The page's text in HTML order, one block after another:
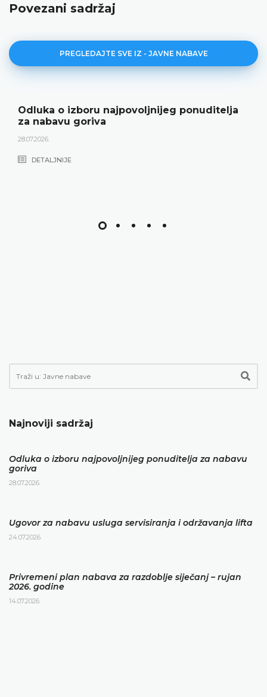
Povezani sadržaj
PREGLEDAJTE SVE IZ - JAVNE NABAVE
Odluka o izboru najpovoljnijeg ponuditelja
za nabavu goriva
28.07.2026.
DETALJNIJE
Najnoviji sadržaj
Odluka o izboru najpovoljnijeg ponuditelja za nabavu
goriva
28.07.2026.
Ugovor za nabavu usluga servisiranja i održavanja lifta
24.07.2026.
Privremeni plan nabava za razdoblje siječanj – rujan
2026. godine
14.07.2026.